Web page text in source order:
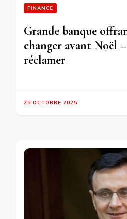
FINANCE
Grande banque
changer avant Noël
réclamer
25 OCTOBRE 2025